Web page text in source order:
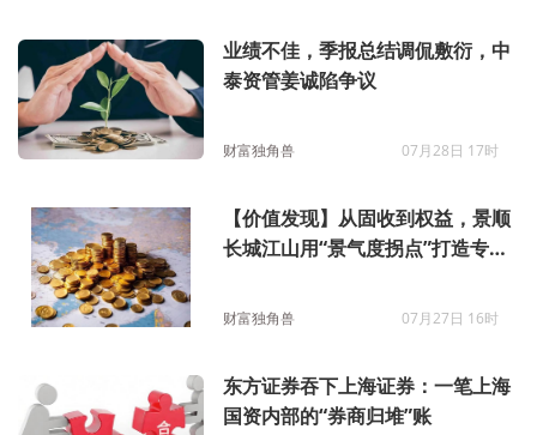
业绩不佳，季报总结调侃敷衍，中
泰资管姜诚陷争议
财富独角兽 07月28日 17时
【价值发现】从固收到权益，景顺
长城江山用“景气度拐点”打造专属
财富独角兽 07月27日 16时
东方证券吞下上海证券：一笔上海
国资内部的“券商归堆”账